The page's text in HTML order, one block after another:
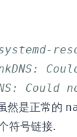
Could
然是正常的
符号链接.